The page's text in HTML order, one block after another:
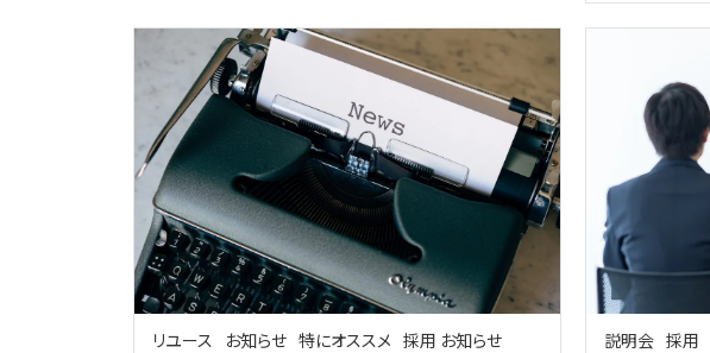
リユース お知らせ 特にオススメ 採用 お知らせ
説明会 採用